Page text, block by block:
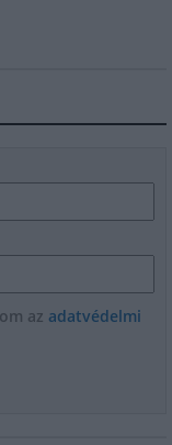
az adatvédelmi